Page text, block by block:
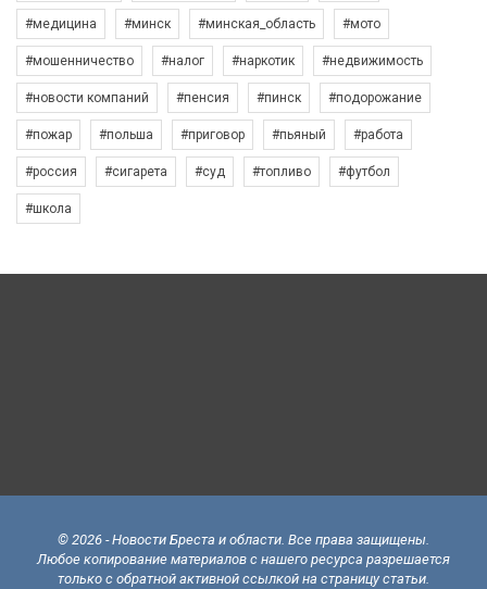
#медицина #минск #минская_область #мото
#мошенничество #налог #наркотик #недвижимость
#новости компаний #пенсия #пинск #подорожание
#пожар #польша #приговор #пьяный #работа
#россия #сигарета #суд #топливо #футбол
#школа
© 2026 - Новости Бреста и области. Все права защищены.
Любое копирование материалов с нашего ресурса разрешается
только с обратной активной ссылкой на страницу статьи.